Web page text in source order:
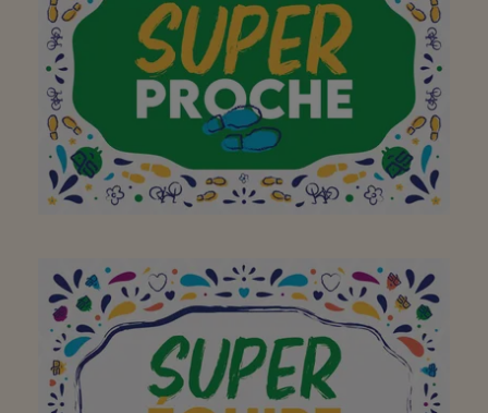
Heerlijk dichtbij, echt
luxe 😁! Ook vaak leuke
promo's !